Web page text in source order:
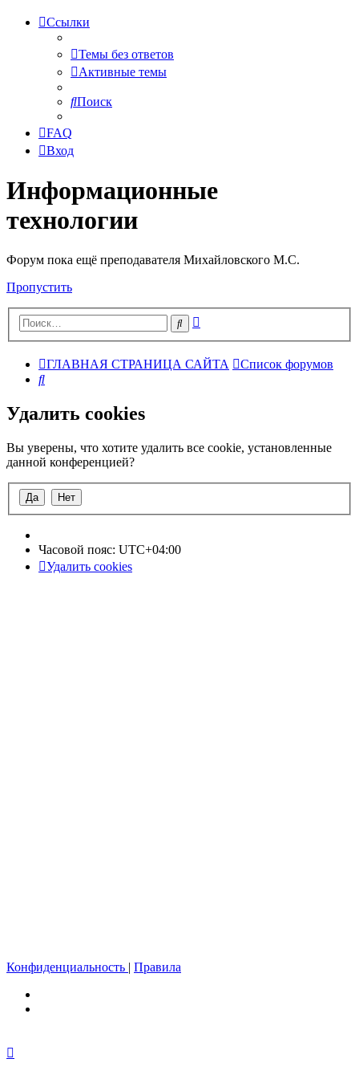
Ссылки
Темы без ответов
Активные темы
Поиск
FAQ
Вход
Информационные
технологии
Форум пока ещё преподавателя Михайловского М.С.
Пропустить
Поиск
ГЛАВНАЯ СТРАНИЦА САЙТА
Список форумов
Поиск
Удалить cookies
Вы уверены, что хотите удалить все cookie, установленные
данной конференцией?
Часовой пояс: UTC+04:00
Удалить cookies
Конфиденциальность | Правила